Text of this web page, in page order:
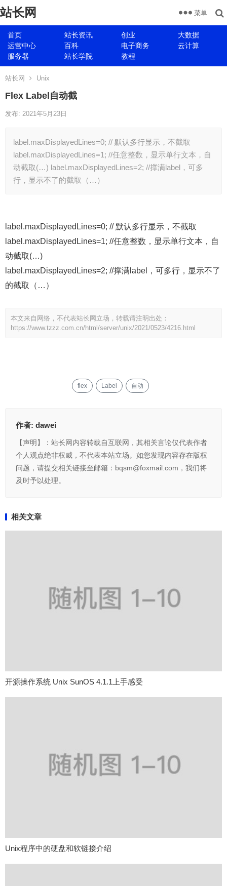
站长网
首页 站长资讯 创业
大数据
运营中心
百科 电子商务
云计算
服务器
站长学院 教程
菜单
站长网 Unix
Flex Label自动截
发布: 2021年5月23日
label.maxDisplayedLines=0; // 默认多行显示，不截取
label.maxDisplayedLines=1; //任意整数，显示单行文本，自
动截取(…) label.maxDisplayedLines=2; //撑满label，可多
行，显示不了的截取（…）
label.maxDisplayedLines=0; // 默认多行显示，不截取
label.maxDisplayedLines=1; //任意整数，显示单行文本，自
动截取(…)
label.maxDisplayedLines=2; //撑满label，可多行，显示不了
的截取（…）
本文来自网络，不代表站长网立场，转载请注明出处：
https://www.tzzz.com.cn/html/server/unix/2021/0523/4216.html
flex Label 自动
作者: dawei
【声明】：站长网内容转载自互联网，其相关言论仅代表作者
个人观点绝非权威，不代表本站立场。如您发现内容存在版权
问题，请提交相关链接至邮箱：bqsm@foxmail.com，我们将
及时予以处理。
相关文章
开源操作系统 Unix SunOS 4.1.1上手感受
Unix程序中的硬盘和软链接介绍